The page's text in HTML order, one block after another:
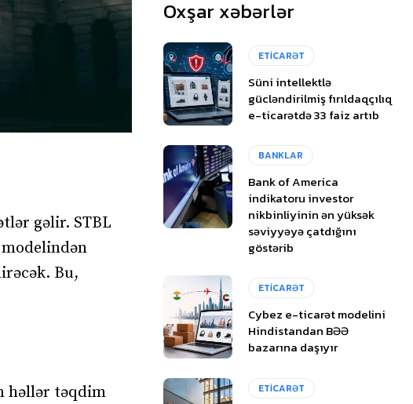
gəlir. STBL
Bu,
həllər təqdim
Oxşar xəbərlər
ETİCARƏT
Süni intellektlə
gücləndirilmiş fırıldaqçılıq
e-ticarətdə 33 faiz artıb
BANKLAR
Bank of America
indikatoru investor
nikbinliyinin ən yüksək
səviyyəyə çatdığını
göstərib
ETİCARƏT
Cybez e-ticarət modelini
Hindistandan BƏƏ
bazarına daşıyır
ETİCARƏT